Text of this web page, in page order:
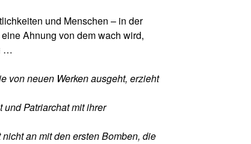
und Menschen – in der
Ahnung von dem wach wird,
…
von neuen Werken ausgeht, erzieht
Patriarchat mit ihrer
an mit den ersten Bomben, die